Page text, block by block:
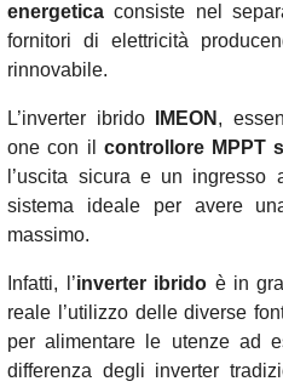
energetica consiste nel
fornitori di elettricità
rinnovabile.
L’inverter ibrido IMEON ,
one con il controllore MPPT
l’uscita sicura e un ingresso
sistema ideale per avere
massimo.
Infatti, l’inverter ibrido è in
reale l’utilizzo delle diverse
per alimentare le utenze ad
differenza degli inverter